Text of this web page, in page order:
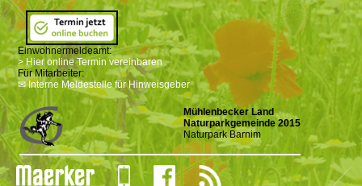
Einwohnermeldeamt:
> Hier online Termin vereinbaren
Für Mitarbeiter:
✉ Interne Meldestelle für Hinweisgeber
Mühlenbecker Land
Naturparkgemeinde 2015
Naturpark Barnim